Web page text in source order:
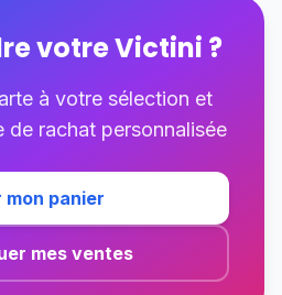
votreVictini ?
à votre sélection et
de rachat personnalisée
mon panier
mes ventes